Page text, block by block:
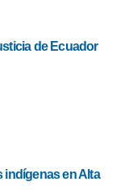
de Ecuador
indígenas en Alta